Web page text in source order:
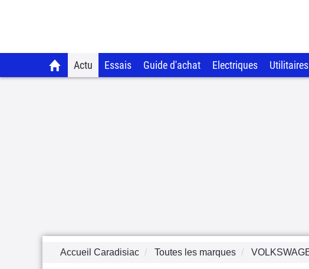
Actu Essais Guide d'achat Electriques Utilitaires
Accueil Caradisiac Toutes les marques